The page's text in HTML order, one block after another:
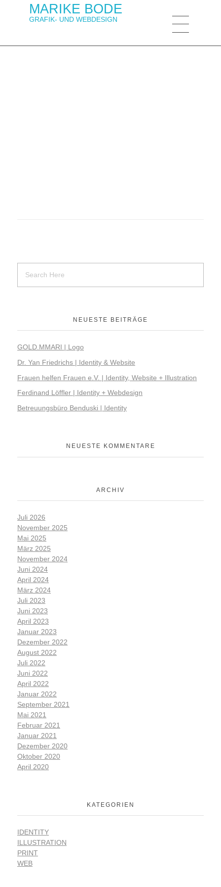
MARIKE BODE
Grafik- und Webdesign Berlin
MARIKE BODE
GRAFIK- UND WEBDESIGN
NEUESTE BEITRÄGE
GOLD.MMARI | Logo
Dr. Yan Friedrichs | Identity & Website
Frauen helfen Frauen e.V. | Identity, Website + Illustration
Ferdinand Löffler | Identity + Webdesign
Betreuungsbüro Benduski | Identity
NEUESTE KOMMENTARE
ARCHIV
Juli 2026
November 2025
Mai 2025
März 2025
November 2024
Juni 2024
April 2024
März 2024
Juli 2023
Juni 2023
April 2023
Januar 2023
Dezember 2022
August 2022
Juli 2022
Juni 2022
April 2022
Januar 2022
September 2021
Mai 2021
Februar 2021
Januar 2021
Dezember 2020
Oktober 2020
April 2020
KATEGORIEN
IDENTITY
ILLUSTRATION
PRINT
WEB